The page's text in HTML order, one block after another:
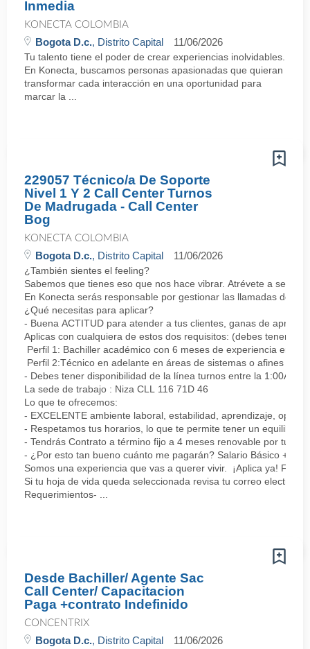
Inmedia
KONECTA COLOMBIA
Bogota D.c., Distrito Capital 11/06/2026
Tu talento tiene el poder de crear experiencias inolvidables.
En Konecta, buscamos personas apasionadas que quieran
transformar cada interacción en una oportunidad para
marcar la ...
229057 Técnico/a De Soporte
Nivel 1 Y 2 Call Center Turnos
De Madrugada - Call Center
Bog
KONECTA COLOMBIA
Bogota D.c., Distrito Capital 11/06/2026
¿También sientes el feeling?
Sabemos que tienes eso que nos hace vibrar. Atrévete a ser
En Konecta serás responsable por gestionar las llamadas de
¿Qué necesitas para aplicar?
- Buena ACTITUD para atender a tus clientes, ganas de
Aplicas con cualquiera de estos dos requisitos: (debes tener
Perfil 1: Bachiller académico con 6 meses de experiencia en
Perfil 2:Técnico en adelante en áreas de sistemas o afines
- Debes tener disponibilidad de la línea turnos entre la 1:00AM
La sede de trabajo : Niza CLL 116 71D 46
Lo que te ofrecemos:
- EXCELENTE ambiente laboral, estabilidad, aprendizaje,
- Respetamos tus horarios, lo que te permite tener un equilibrio
- Tendrás Contrato a término fijo a 4 meses renovable por tu
- ¿Por esto tan bueno cuánto me pagarán? Salario Básico +
Somos una experiencia que vas a querer vivir. ¡Aplica ya!
Si tu hoja de vida queda seleccionada revisa tu correo
Requerimientos- ...
Desde Bachiller/ Agente Sac
Call Center/ Capacitacion
Paga +contrato Indefinido
CONCENTRIX
Bogota D.c., Distrito Capital 11/06/2026